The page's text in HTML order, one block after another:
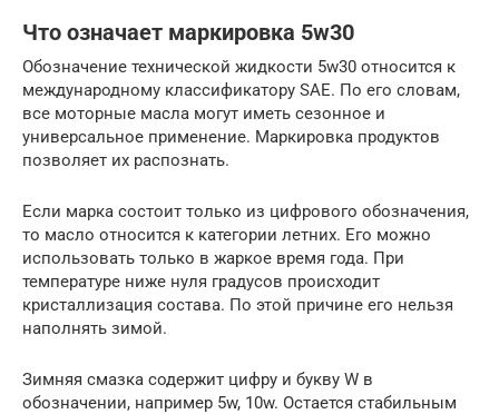
Что означает маркировка 5w30
Обозначение технической жидкости 5w30 относится к
международному классификатору SAE. По его словам,
все моторные масла могут иметь сезонное и
универсальное применение. Маркировка продуктов
позволяет их распознать.
Если марка состоит только из цифрового обозначения,
то масло относится к категории летних. Его можно
использовать только в жаркое время года. При
температуре ниже нуля градусов происходит
кристаллизация состава. По этой причине его нельзя
наполнять зимой.
Зимняя смазка содержит цифру и букву W в
обозначении, например 5w, 10w. Остается стабильным